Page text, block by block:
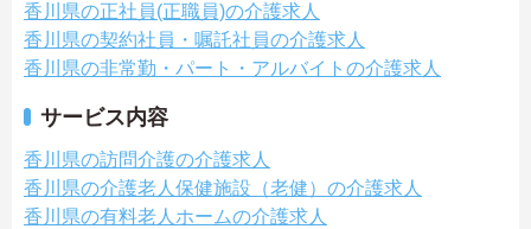
香川県の正社員(正職員)の介護求人
香川県の契約社員・嘱託社員の介護求人
香川県の非常勤・パート・アルバイトの介護求人
サービス内容
香川県の訪問介護の介護求人
香川県の介護老人保健施設（老健）の介護求人
香川県の有料老人ホームの介護求人